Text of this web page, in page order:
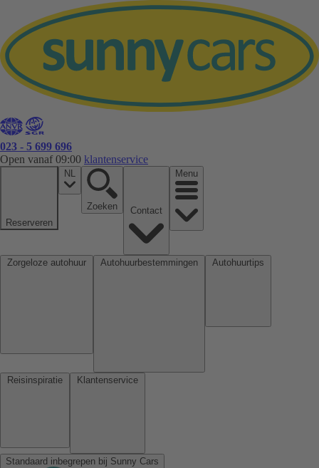
023 - 5 699 696
Open vanaf 09:00 klantenservice
Reserveren
NL
Zoeken
Menu
Standaard inbegrepen bij Sunny Cars